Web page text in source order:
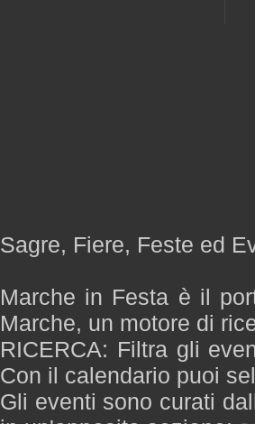
Sagre, Fiere, Feste ed
Marche in Festa è il
Marche, un motore di
RICERCA: Filtra gli
Con il calendario puoi
Gli eventi sono curati